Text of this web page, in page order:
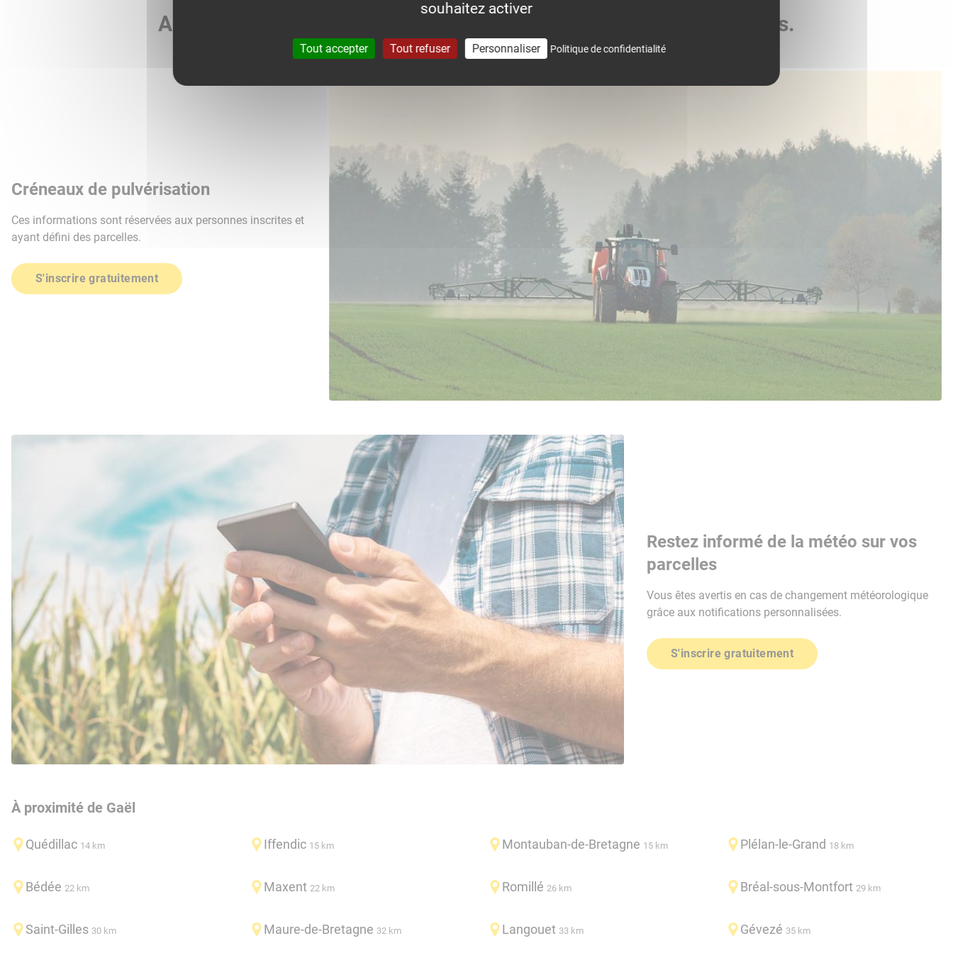
Agri météo vous accompagne dans le suivi météo de vos parcelles.
Créneaux de pulvérisation
Ces informations sont réservées aux personnes inscrites et
ayant défini des parcelles.
S'inscrire gratuitement
Restez informé de la météo sur vos
parcelles
Vous êtes avertis en cas de changement météorologique
grâce aux notifications personnalisées.
S'inscrire gratuitement
À proximité de Gaël
Quédillac 14 km Iffendic 15 km Montauban-de-Bretagne 15 km Plélan-le-Grand 18 km
Bédée 22 km Maxent 22 km Romillé 26 km Bréal-sous-Montfort 29 km
Saint-Gilles 30 km Maure-de-Bretagne 32 km Langouet 33 km Gévezé 35 km
souhaitez activer
Tout accepter Tout refuser Personnaliser Politique de confidentialité